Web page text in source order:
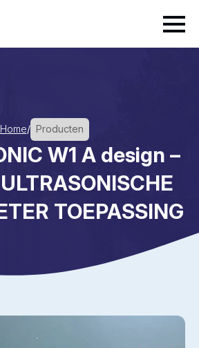
Home/ Producten
W1 A design –
TOEPASSING